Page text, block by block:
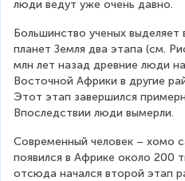
люди ведут уже очень давно.
Большинство ученых
планет Земля два этапа (см.
млн лет назад древние люди
Восточной Африки в другие
Этот этап завершился
Впоследствии люди вымерли.
Современный человек – хомо
появился в Африке около 200
отсюда начался второй этап